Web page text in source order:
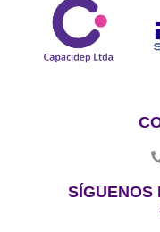
SÍGUENOS